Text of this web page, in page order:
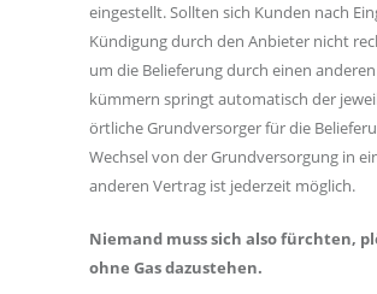
eingestellt. Sollten sich Kunden nach
Kündigung durch den Anbieter nicht
um die Belieferung durch einen
kümmern springt automatisch der
örtliche Grundversorger für die
Wechsel von der Grundversorgung in
anderen Vertrag ist jederzeit möglich.
Niemand muss sich also fürchten,
ohne Gas dazustehen.